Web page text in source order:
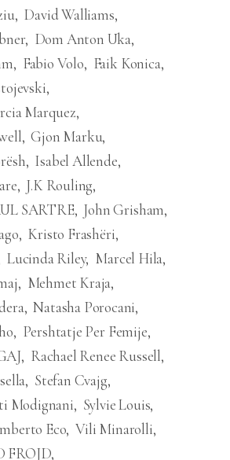
David Walliams
Dom Anton Uka
Fabio Volo
Faik Konica
Marquez
Gjon Marku
Isabel Allende
J.K Rouling
SARTRE John Grisham
Kristo Frashëri
Lucinda Riley Marcel Hila
Mehmet Kraja
Natasha Porocani
Pershtatje Per Femije
Rachael Renee Russell
Stefan Cvajg
Modignani
Sylvie Louis
Eco Vili Minarolli
FROJD